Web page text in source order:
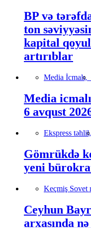
BP və
ton
kapital
artırıblar
Media İcmalı,
Media
6 avqust
Ekspress təhlil,
Gömrükdə
yeni
Keçmiş Sovet
Ceyhun
arxasında